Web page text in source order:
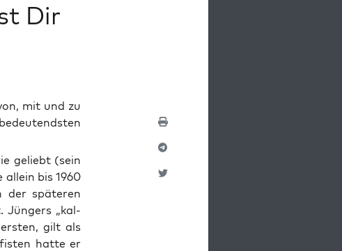
Dir
mit und zu
geliebt (sein
allein bis 1960
der spä­te­ren
Jün­gers „kal­
gilt als
hat­te er